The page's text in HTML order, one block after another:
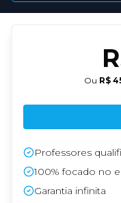
Ou R$
Professores
100% focado no
Garantia infinita